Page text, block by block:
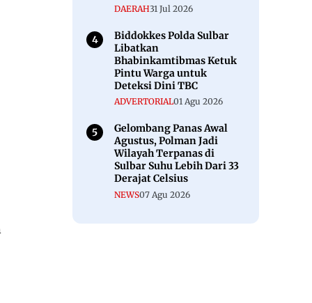
DAERAH31 Jul 2026
Biddokkes Polda Sulbar
Libatkan
Bhabinkamtibmas Ketuk
Pintu Warga untuk
Deteksi Dini TBC
ADVERTORIAL01 Agu 2026
Gelombang Panas Awal
Agustus, Polman Jadi
Wilayah Terpanas di
Sulbar Suhu Lebih Dari 33
Derajat Celsius
NEWS07 Agu 2026